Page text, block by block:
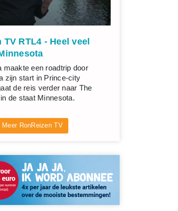
TV RTL4 - Heel veel
maakte een roadtrip door
zijn start in Prince-city
de reis verder naar The
de staat Minnesota.
Meer RonReizen TV